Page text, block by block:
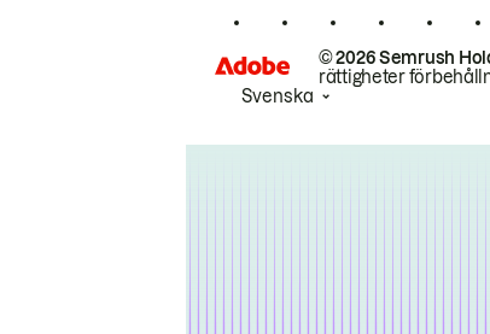
© 2026 Semrush
rättigheter
Svenska